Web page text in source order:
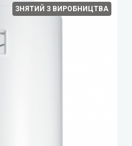
ЗНЯТИЙ З ВИРОБНИЦТВА